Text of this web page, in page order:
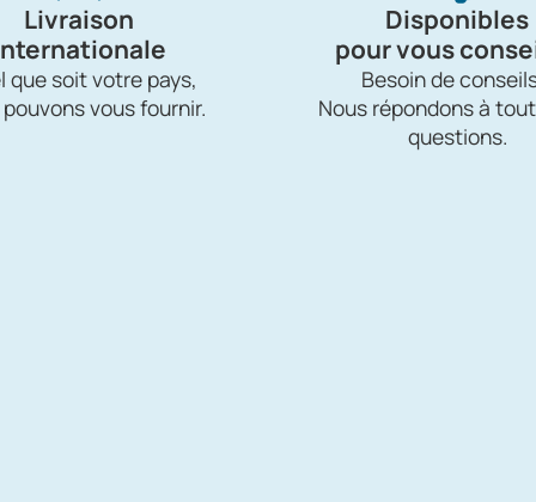
Livraison
que soit votre pays,
vous fournir.
Disponibles
pour vous
Besoin de
Nous répondons à
questions.